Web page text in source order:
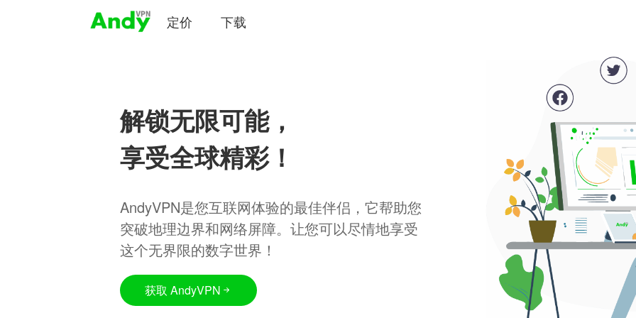
定价 下载
解锁无限可能，
享受全球精彩！
AndyVPN是您互联网体验的最佳伴侣，它帮助您
突破地理边界和网络屏障。让您可以尽情地享受
这个无界限的数字世界！
获取 AndyVPN